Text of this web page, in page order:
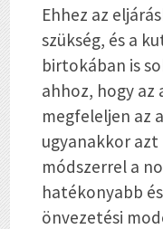
Ehhez az
szükség, és a
birtokában is
ahhoz, hogy
megfeleljen az
ugyanakkor
módszerrel a
hatékonyabb
önvezetési